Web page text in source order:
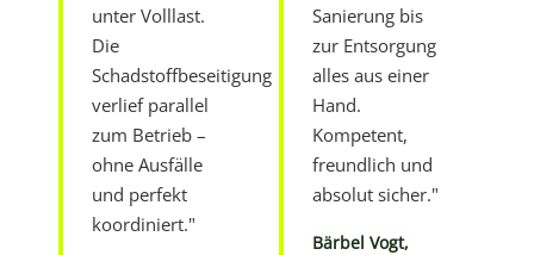
unter Volllast.
Die
Schadstoffbeseitigung
verlief parallel
zum Betrieb –
ohne Ausfälle
und perfekt
koordiniert."
Sanierung bis
zur Entsorgung
alles aus einer
Hand.
Kompetent,
freundlich und
absolut sicher."
Bärbel Vogt,